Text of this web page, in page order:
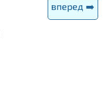
вперед ➡️